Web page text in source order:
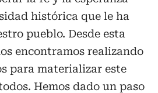
histórica que le ha
pueblo. Desde esta
encontramos realizando
para materializar este
Hemos dado un paso